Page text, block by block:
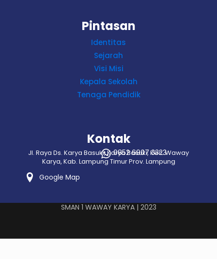
Pintasan
Identitas
Sejarah
Visi Misi
Kepala Sekolah
Tenaga Pendidik
Kontak
Jl. Raya Ds. Karya Basuki, Karya Basuki, Kec. Waway
Karya, Kab. Lampung Timur Prov. Lampung
Google Map
0852 6907 3323
SMAN 1 WAWAY KARYA | 2023